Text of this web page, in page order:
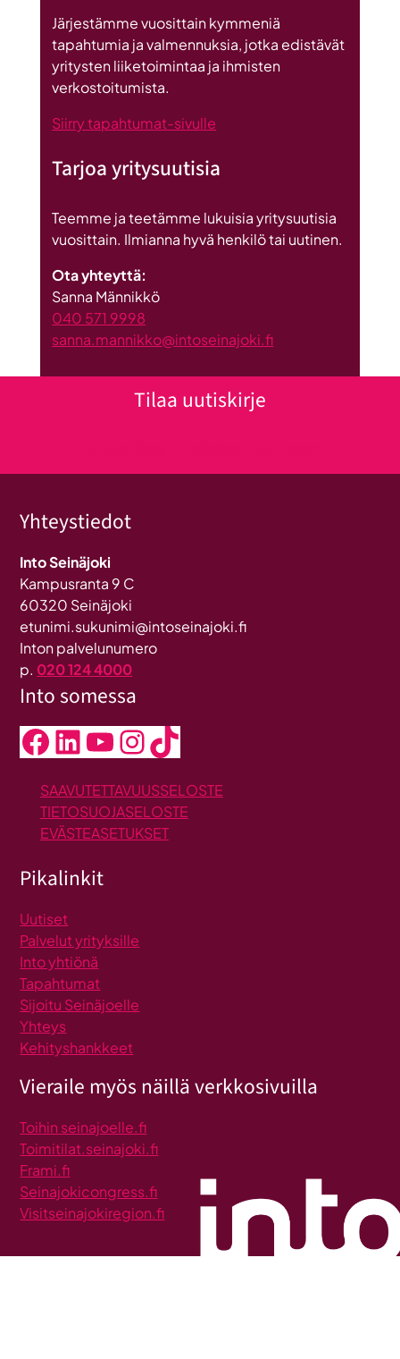
Britannnian
suurin
investointi
Järjestämme vuosittain kymmeniä
tapahtumia ja valmennuksia, jotka edistävät
yritysten liiketoimintaa ja ihmisten
verkostoitumista.
Siirry tapahtumat-sivulle
Tarjoa yritysuutisia
Teemme ja teetämme lukuisia yritysuutisia
vuosittain. Ilmianna hyvä henkilö tai uutinen.
Ota yhteyttä:
Sanna Männikkö
040 571 9998
sanna.mannikko@intoseinajoki.fi
Tilaa uutiskirje
Yhteystiedot
Into Seinäjoki
Kampusranta 9 C
60320 Seinäjoki
etunimi.sukunimi@intoseinajoki.fi
Inton palvelunumero
p. 020 124 4000
Into somessa
Facebook LinkedIn YouTube InstagramTikTok
SAAVUTETTAVUUSSELOSTE
TIETOSUOJASELOSTE
EVÄSTEASETUKSET
Pikalinkit
Uutiset
Palvelut yrityksille
Into yhtiönä
Tapahtumat
Sijoitu Seinäjoelle
Yhteys
Kehityshankkeet
Vieraile myös näillä verkkosivuilla
Toihin seinajoelle.fi
Toimitilat.seinajoki.fi
Frami.fi
Seinajokicongress.fi
Visitseinajokiregion.fi